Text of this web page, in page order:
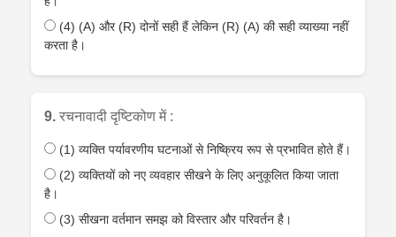
(4) (A) और (R) दोनों सही हैं लेकिन (R) (A) की सही व्याख्या नहीं
करता है।
9. रचनावादी दृष्टिकोण में :
(1) व्यक्ति पर्यावरणीय घटनाओं से निष्क्रिय रूप से प्रभावित होते हैं।
(2) व्यक्तियों को नए व्यवहार सीखने के लिए अनुकूलित किया जाता
है।
(3) सीखना वर्तमान समझ को विस्तार और परिवर्तन है।